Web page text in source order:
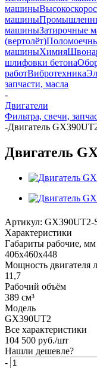
машины
машины
машиныЗатирочные
(вертолёт)
машиныХимия
шлифовки бетона
работВибротехника
запчасти, масла
-
Двигатели
Фильтра, свечи,
-Двигатель
Двигатель
Артикул: GX390UT2-
Характеристики
Габариты рабочие, мм
406х460х448
Мощность двигателя
11,7
Рабочий объём
389 см³
Модель
GX390UT2
Все характеристики
104 500 руб./шт
Нашли дешевле?
-